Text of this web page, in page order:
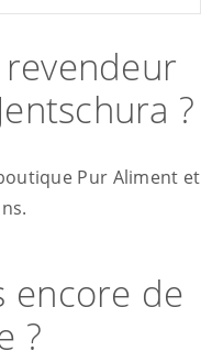
?
Pur Aliment et
encore de
?